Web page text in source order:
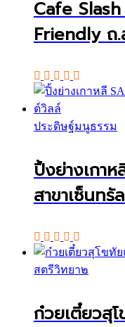
Cafe
Friendly ถ.
ประดิษฐ์มนูธรรม
ปิ้งย่างเกา
สาขาเซ็นท
สตรีวิทยา๒
ก๋วยเตี๋ยวสุ